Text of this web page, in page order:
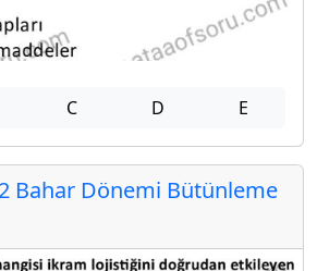
C D E
Bahar Dönemi Bütünleme